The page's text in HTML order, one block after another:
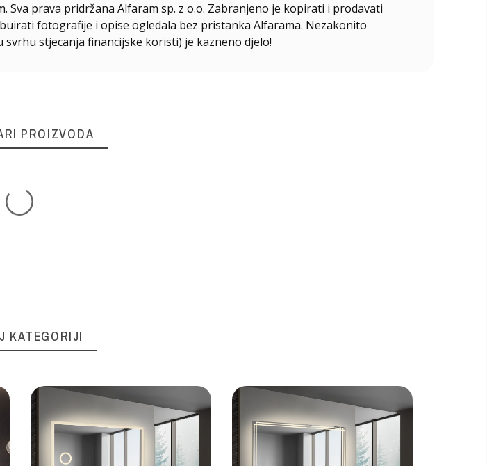
prava pridržana Alfaram sp. z o.o. Zabranjeno je kopirati i prodavati
fotografije i opise ogledala bez pristanka Alfarama. Nezakonito
stjecanja financijske koristi) je kazneno djelo!
PROIZVODA
KATEGORIJI